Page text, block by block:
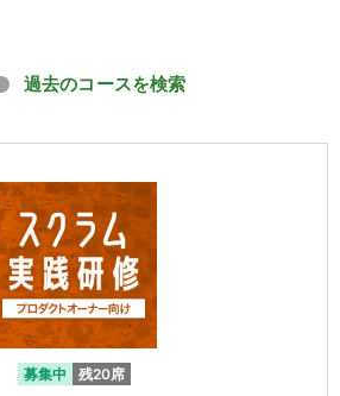
過去のコースを検索
募集中 残20席